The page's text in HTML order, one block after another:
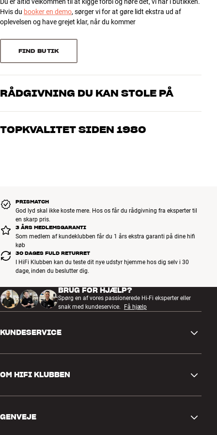
Sidehængslet, valgfri højre/venstre
Farver: Hvid eller sort
3 0
2
Sorter efter
Hvis du booker en demo, sørger vi for at gøre lidt ekstra ud af
oplevelsen og have grejet klar, når du kommer
FIND BUTIK
RÅDGIVNING DU KAN STOLE PÅ
Vores medarbejdere er ægte entusiaster, som kender produkterne
os, hvad du drømmer om – så finder vi den løsning, der passer
TOPKVALITET SIDEN 1980
PRISMATCH
God lyd skal ikke koste mere. Hos os får du rådgivning fra eksperter til
en skarp pris.
3 ÅRS MEDLEMSGARANTI
Som medlem af kundeklubben får du 1 års ekstra garanti på dine hifi
køb
30 DAGES FULD RETURRET
I HiFi Klubben kan du teste dit nye udstyr hjemme hos dig selv i 30
dage, inden du beslutter dig.
BRUG FOR HJÆLP?
Spørg en af vores passionerede Hi-Fi eksperter eller
snak med kundeservice.
Få hjælp
KUNDESERVICE
Retur og reklamation
Fortryd ordre
OM HIFI KLUBBEN
GENVEJE